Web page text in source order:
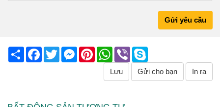
Gửi yêu cầu
Share Facebook
TwitterMessenger
PinterestWhatsApp
Viber
Lưu Gửi cho bạn In ra